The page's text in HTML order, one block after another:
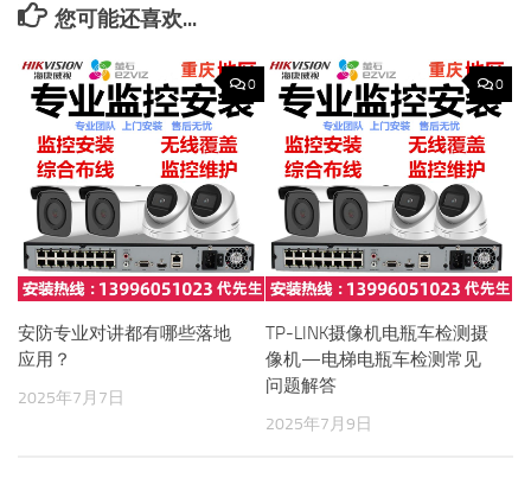
您可能还喜欢...
0
安防专业对讲都有哪些落地
应用？
2025年7月7日
0
TP-LINK摄像机电瓶车检测摄
像机—电梯电瓶车检测常见
问题解答
2025年7月9日